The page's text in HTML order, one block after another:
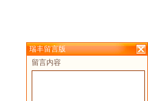
瑞丰留言版
留言内容